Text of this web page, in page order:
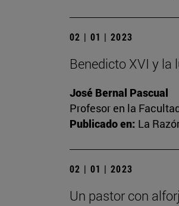
02 | 01 | 2023
Benedicto XVI y la
José Bernal Pascual
Profesor en la
Publicado en: La
02 | 01 | 2023
Un pastor con